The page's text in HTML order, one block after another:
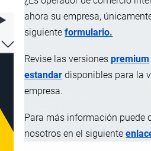
ahora su empresa,
siguienteformulario.
Revise las versionespremium
estandar disponibles para la
empresa.
Para más información puede
nosotros en el siguiente